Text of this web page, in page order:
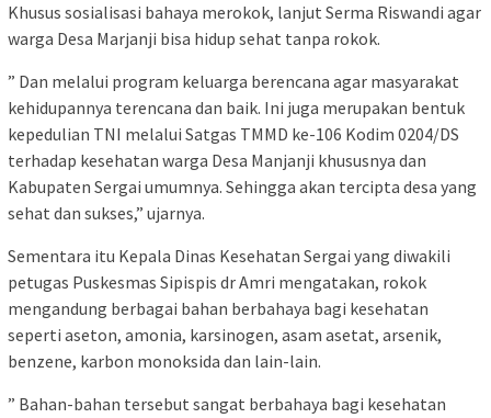
Khusus sosialisasi bahaya merokok, lanjut Serma Riswandi agar
warga Desa Marjanji bisa hidup sehat tanpa rokok.
” Dan melalui program keluarga berencana agar masyarakat
kehidupannya terencana dan baik. Ini juga merupakan bentuk
kepedulian TNI melalui Satgas TMMD ke-106 Kodim 0204/DS
terhadap kesehatan warga Desa Manjanji khususnya dan
Kabupaten Sergai umumnya. Sehingga akan tercipta desa yang
sehat dan sukses,” ujarnya.
Sementara itu Kepala Dinas Kesehatan Sergai yang diwakili
petugas Puskesmas Sipispis dr Amri mengatakan, rokok
mengandung berbagai bahan berbahaya bagi kesehatan
seperti aseton, amonia, karsinogen, asam asetat, arsenik,
benzene, karbon monoksida dan lain-lain.
” Bahan-bahan tersebut sangat berbahaya bagi kesehatan